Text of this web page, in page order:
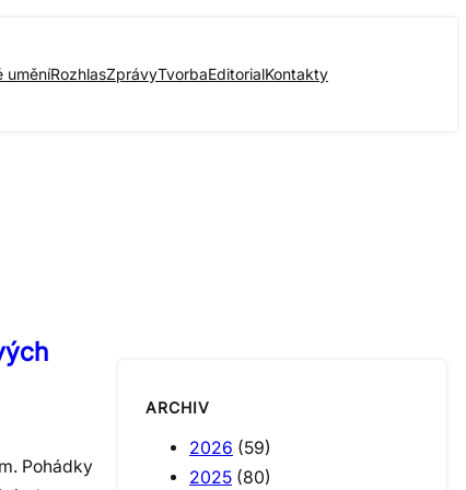
uměníRozhlasZprávyTvorbaEditorialKontakty
Pohádky
ARCHIV
2026 (59)
2025 (80)